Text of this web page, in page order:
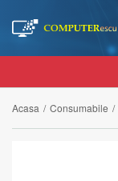
Acasa / Consumabile /